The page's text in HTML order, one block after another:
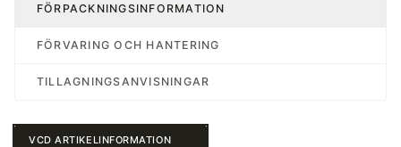
FÖRPACKNINGSINFORMATION
FÖRVARING OCH HANTERING
TILLAGNINGSANVISNINGAR
VCD ARTIKELINFORMATION